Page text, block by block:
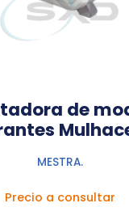
de
MESTRA.
Precio a consultar